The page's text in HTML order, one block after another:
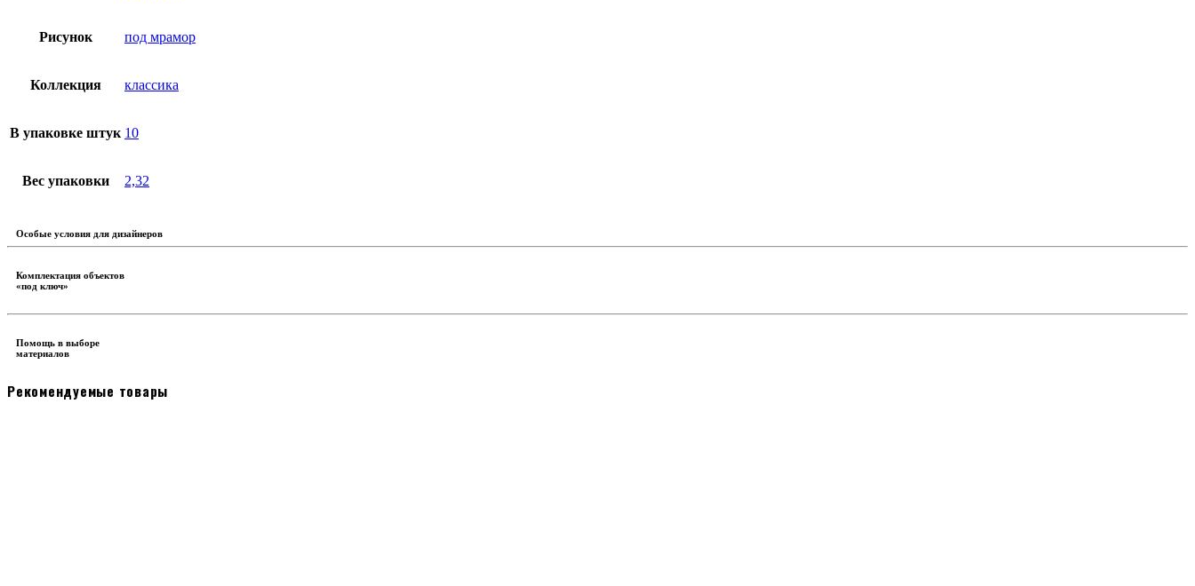
Рисунок под мрамор
Коллекция классика
В упаковке штук 10
Вес упаковки 2,32
Особые условия для дизайнеров
Комплектация объектов
«под ключ»
Помощь в выборе
материалов
Рекомендуемые товары